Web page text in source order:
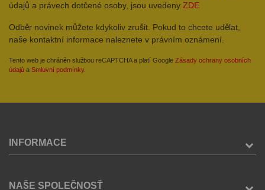
údajů a právech dotčené osoby, jsou uvedeny ZDE
Odběr novinek můžete kdykoliv zrušit. Pokud to chcete udělat,
naše kontaktní informace naleznete v právním oznámení.
Tento web je chráněn službou reCAPTCHA a platí Google Zásady ochrany osobních
údajů a Smluvní podmínky.
INFORMACE
NAŠE SPOLEČNOSŤ